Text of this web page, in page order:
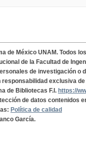
de México UNAM. Todos
de la Facultad de
de investigación o
exclusiva
de Bibliotecas F.I. https://
de datos contenidos
Política de calidad
García.